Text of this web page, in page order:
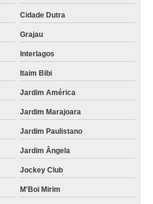
Cidade Dutra
Grajau
Interlagos
Itaim Bibi
Jardim América
Jardim Marajoara
Jardim Paulistano
Jardim Ângela
Jockey Club
M'Boi Mirim